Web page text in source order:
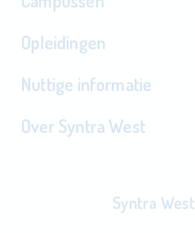
Opleidingen
Nuttige informatie
Over Syntra West
Syntra West